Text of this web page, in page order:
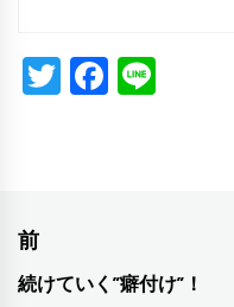
Twitter
投
稿
前
前
続けていく”癖付け”！